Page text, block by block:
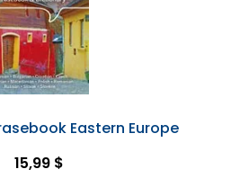
Eastern Europe
15,99 $